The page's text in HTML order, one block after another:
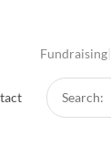
Fundraising
Search: